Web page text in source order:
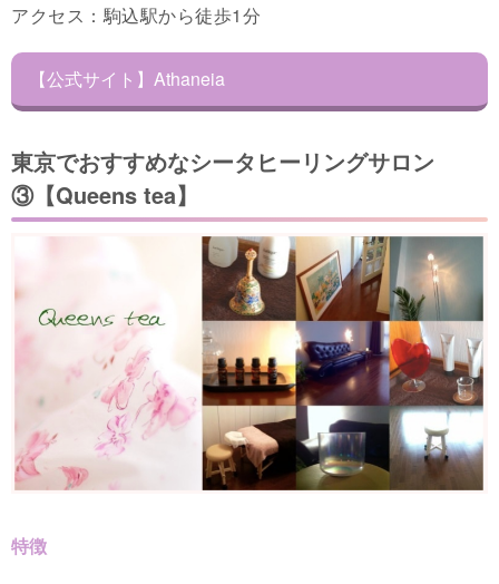
アクセス：駒込駅から徒歩1分
【公式サイト】Athaneia
東京でおすすめなシータヒーリングサロン
③【Queens tea】
特徴